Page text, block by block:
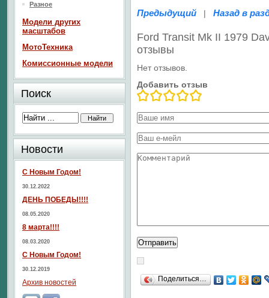
Предыдущий | Назад в
Ford Transit Mk II 1979
отзывы
Нет отзывов.
Добавить отзыв
Поделиться…
Разное
Модели других
масштабов
МотоТехника
Комиссионные модели
Поиск
Новости
С Новым Годом!
30.12.2022
ДЕНЬ ПОБЕДЫ!!!!
08.05.2020
8 марта!!!!
08.03.2020
С Новым Годом!
30.12.2019
Архив новостей